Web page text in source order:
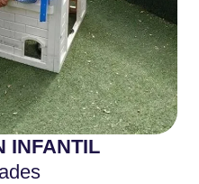
INFANTIL